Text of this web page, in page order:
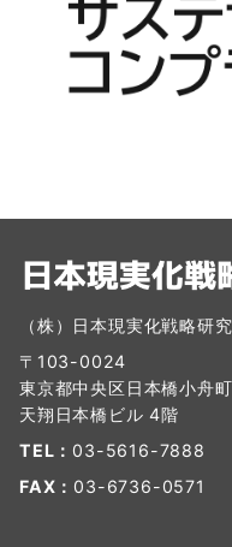
（株）日本現実化戦略研
〒103-0024
東京都中央区日本橋小舟
天翔日本橋ビル 4階
TEL： 03-5616-7888
FAX： 03-6736-0571